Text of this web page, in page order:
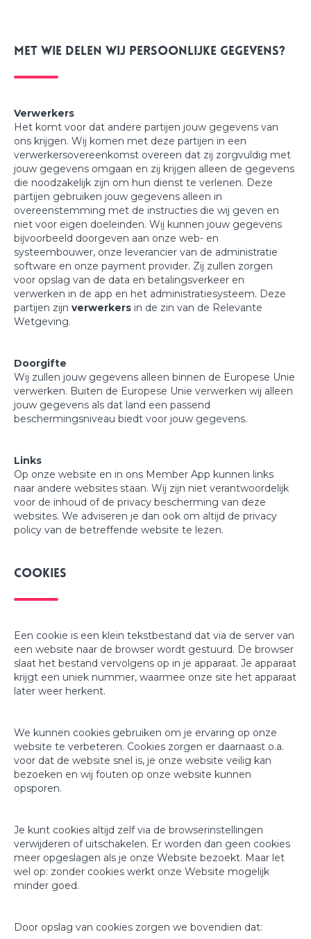
Met wie delen wij persoonlijke gegevens?
Verwerkers
Het komt voor dat andere partijen jouw gegevens van
ons krijgen. Wij komen met deze partijen in een
verwerkersovereenkomst overeen dat zij zorgvuldig met
jouw gegevens omgaan en zij krijgen alleen de gegevens
die noodzakelijk zijn om hun dienst te verlenen. Deze
partijen gebruiken jouw gegevens alleen in
overeenstemming met de instructies die wij geven en
niet voor eigen doeleinden. Wij kunnen jouw gegevens
bijvoorbeeld doorgeven aan onze web- en
systeembouwer, onze leverancier van de administratie
software en onze payment provider. Zij zullen zorgen
voor opslag van de data en betalingsverkeer en
verwerken in de app en het administratiesysteem. Deze
partijen zijn verwerkers in de zin van de Relevante
Wetgeving.
Doorgifte
Wij zullen jouw gegevens alleen binnen de Europese Unie
verwerken. Buiten de Europese Unie verwerken wij alleen
jouw gegevens als dat land een passend
beschermingsniveau biedt voor jouw gegevens.
Links
Op onze website en in ons Member App kunnen links
naar andere websites staan. Wij zijn niet verantwoordelijk
voor de inhoud of de privacy bescherming van deze
websites. We adviseren je dan ook om altijd de privacy
policy van de betreffende website te lezen.
Cookies
Een cookie is een klein tekstbestand dat via de server van
een website naar de browser wordt gestuurd. De browser
slaat het bestand vervolgens op in je apparaat. Je apparaat
krijgt een uniek nummer, waarmee onze site het apparaat
later weer herkent.
We kunnen cookies gebruiken om je ervaring op onze
website te verbeteren. Cookies zorgen er daarnaast o.a.
voor dat de website snel is, je onze website veilig kan
bezoeken en wij fouten op onze website kunnen
opsporen.
Je kunt cookies altijd zelf via de browserinstellingen
verwijderen of uitschakelen. Er worden dan geen cookies
meer opgeslagen als je onze Website bezoekt. Maar let
wel op: zonder cookies werkt onze Website mogelijk
minder goed.
Door opslag van cookies zorgen we bovendien dat: